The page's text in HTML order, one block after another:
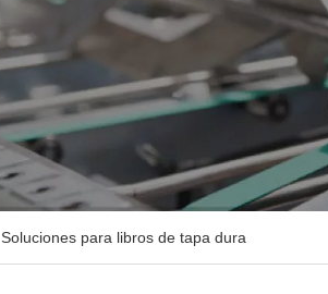
Soluciones para libros de tapa dura